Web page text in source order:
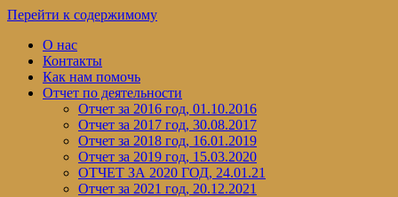
Перейти к содержимому
О нас
Контакты
Как нам помочь
Отчет по деятельности
Отчет за 2016 год, 01.10.2016
Отчет за 2017 год, 30.08.2017
Отчет за 2018 год, 16.01.2019
Отчет за 2019 год, 15.03.2020
ОТЧЕТ ЗА 2020 ГОД, 24.01.21
Отчет за 2021 год, 20.12.2021